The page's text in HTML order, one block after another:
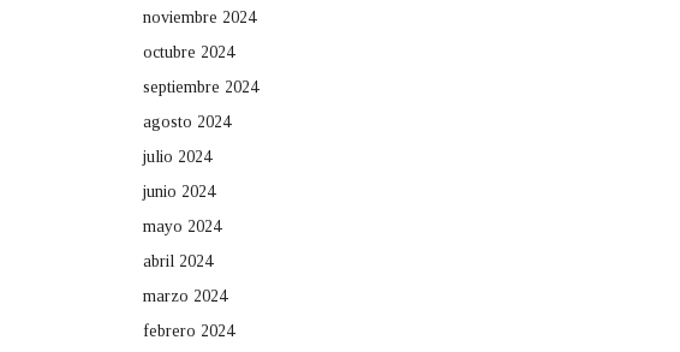
noviembre 2024
octubre 2024
septiembre 2024
agosto 2024
julio 2024
junio 2024
mayo 2024
abril 2024
marzo 2024
febrero 2024